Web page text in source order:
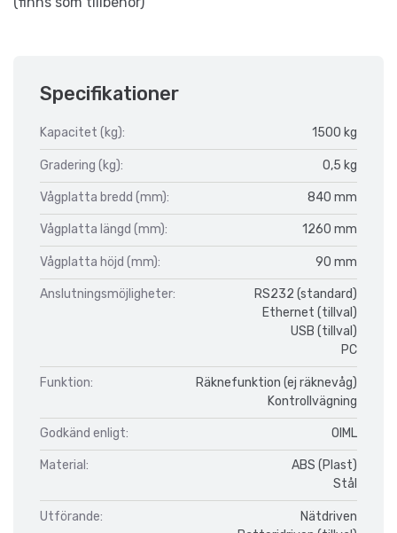
Specifikationer
Kapacitet (kg): 1500 kg
Gradering (kg): 0,5 kg
Vågplatta bredd (mm): 840 mm
Vågplatta längd (mm): 1260 mm
Vågplatta höjd (mm): 90 mm
Anslutningsmöjligheter:
RS232 (standard)
Ethernet (tillval)
USB (tillval)
PC
Funktion:
Räknefunktion (ej räknevåg)
Kontrollvägning
Godkänd enligt: OIML
Material:
ABS (Plast)
Stål
Utförande:
Nätdriven